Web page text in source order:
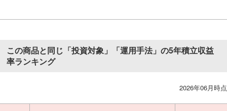
この商品と同じ「投資対象」「運用手法」の5年積立収益
率ランキング
2026年06月時点